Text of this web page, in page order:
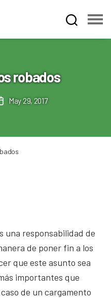
robados
May 29, 2017
una responsabilidad de
de poner fin a los
que este asunto sea
importantes que
de un cargamento